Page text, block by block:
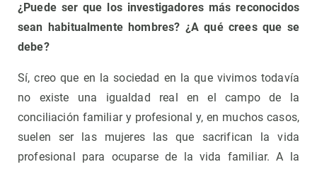
¿Puede ser que los investigadores más reconocidos
sean habitualmente hombres? ¿A qué crees que se
debe?
Sí, creo que en la sociedad en la que vivimos todavía
no existe una igualdad real en el campo de la
conciliación familiar y profesional y, en muchos casos,
suelen ser las mujeres las que sacrifican la vida
profesional para ocuparse de la vida familiar. A la